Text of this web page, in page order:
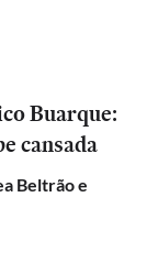
Buarque:
cansada
Beltrão e